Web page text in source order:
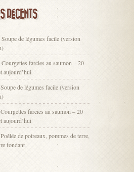
RÉCENTS
Soupe de légumes facile (version
Courgettes farcies au saumon – 20
aujourd’hui
Soupe de légumes facile (version
Courgettes farcies au saumon – 20
aujourd’hui
Poêlée de poireaux, pommes de terre,
fondant